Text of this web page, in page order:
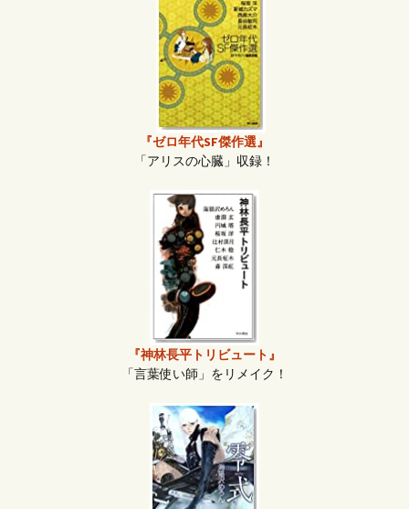
『ゼロ年代SF傑作選』
「アリスの心臓」収録！
『神林長平トリビュート』
「言葉使い師」をリメイク！